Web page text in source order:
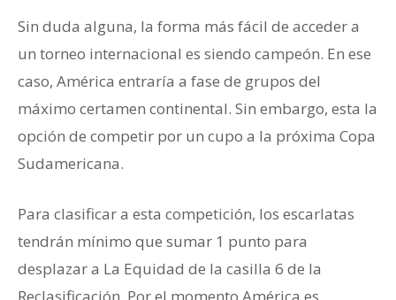
Sin duda alguna, la forma más fácil de acceder a
un torneo internacional es siendo campeón. En ese
caso, América entraría a fase de grupos del
máximo certamen continental. Sin embargo, esta la
opción de competir por un cupo a la próxima Copa
Sudamericana.
Para clasificar a esta competición, los escarlatas
tendrán mínimo que sumar 1 punto para
desplazar a La Equidad de la casilla 6 de la